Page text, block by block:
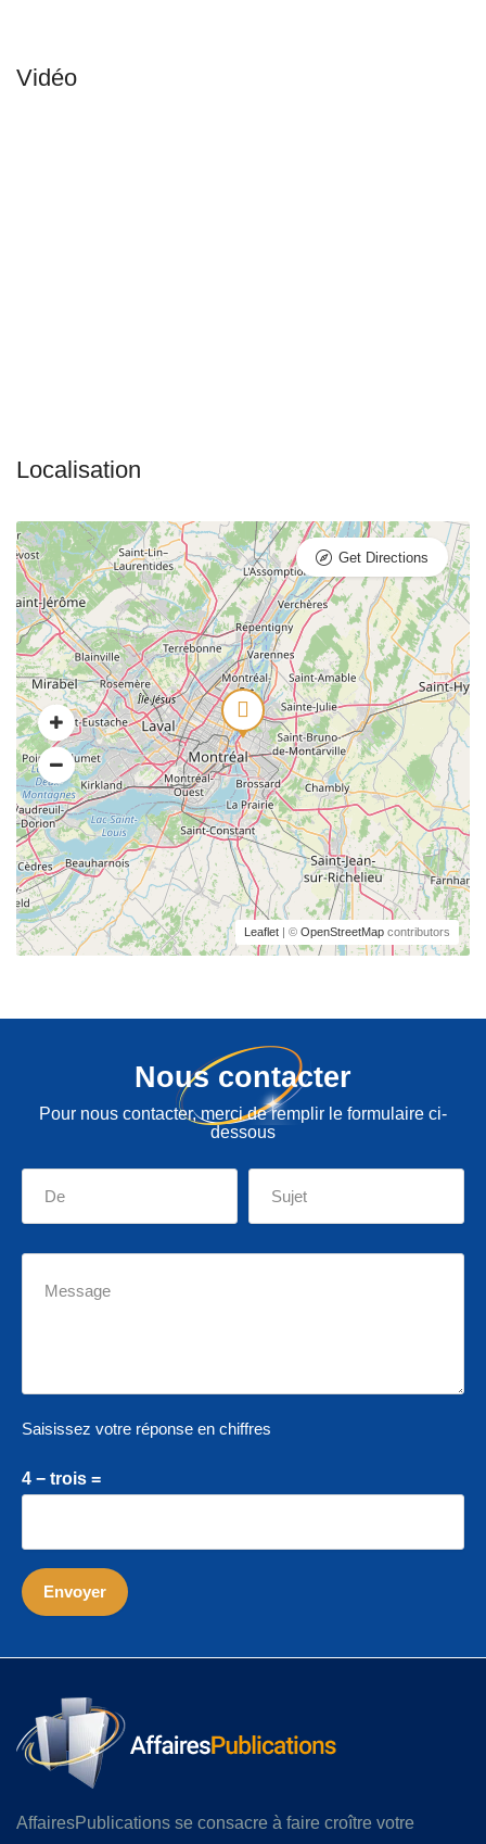
Leaflet | © OpenStreetMap contributors
Get Directions
Nous contacter
Pour nous contacter, merci de remplir le formulaire ci-
dessous
Saisissez votre réponse en chiffres
4 − trois =
AffairesPublications se consacre à faire croître votre